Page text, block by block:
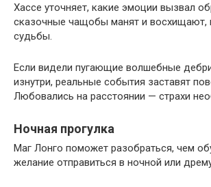
Хассе уточняет, какие эмоции вызвал
сказочные чащобы манят и восхищают,
судьбы.
Если видели пугающие волшебные
изнутри, реальные события заставят
Любовались на расстоянии — страхи
Ночная прогулка
Маг Лонго поможет разобраться, чем
желание отправиться в ночной или